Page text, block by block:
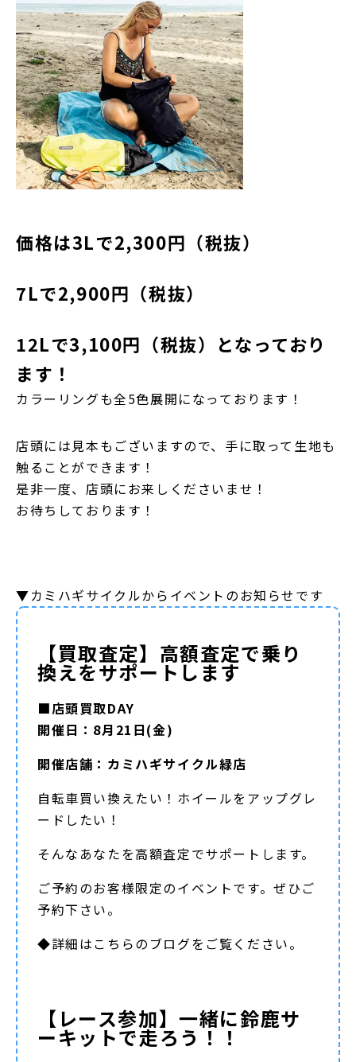
価格は3Lで2,300円（税抜）
7Lで2,900円（税抜）
12Lで3,100円（税抜）となっており
ます！
カラーリングも全5色展開になっております！
店頭には見本もございますので、手に取って生地も
触ることができます！
是非一度、店頭にお来しくださいませ！
お待ちしております！
▼カミハギサイクルからイベントのお知らせです
【買取査定】高額査定で乗り
換えをサポートします
■店頭買取DAY
開催日：8月21日(金)
開催店舗：カミハギサイクル緑店
自転車買い換えたい！ホイールをアップグレ
ードしたい！
そんなあなたを高額査定でサポートします。
ご予約のお客様限定のイベントです。ぜひご
予約下さい。
◆詳細はこちらのブログをご覧ください。
【レース参加】一緒に鈴鹿サ
ーキットで走ろう！！